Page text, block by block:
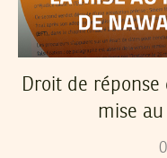
Droit de réponse
mise